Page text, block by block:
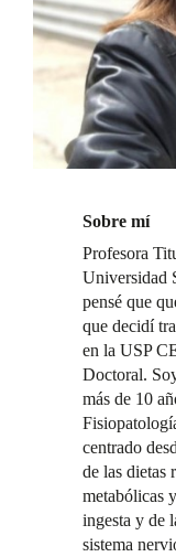
Sobre mí
Profesora
Universidad
pensé que
que decidí
en la USP
Doctoral.
más de 10
centrado
de las dietas
metabólicas
ingesta y de
sistema